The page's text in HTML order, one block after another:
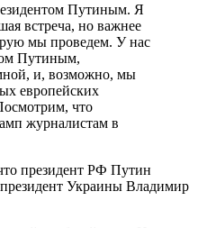
Путиным. Я
встреча, но важнее
мы проведем. У нас
Путиным,
и, возможно, мы
европейских
что
журналистам в
президент РФ Путин
Украины Владимир